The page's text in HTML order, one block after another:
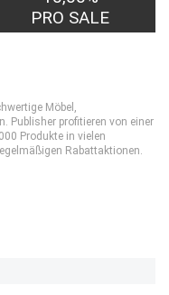
PRO SALE
Möbel,
Publisher profitieren von einer
Produkte in vielen
Rabattaktionen.